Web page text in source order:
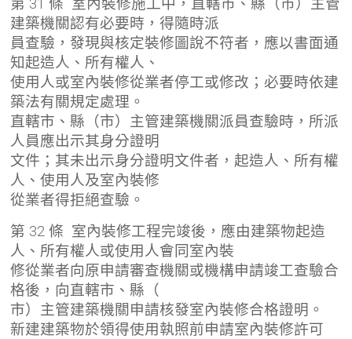
第 31 條 室內裝修施工中，直轄市、縣（市）主管
建築機關認有必要時，得隨時派
員查驗，發現與核定裝修圖說不符者，應以書面通
知起造人、所有權人、
使用人或室內裝修從業者停工或修改；必要時依建
築法有關規定處理。
直轄市、縣（市）主管建築機關派員查驗時，所派
人員應出示其身分證明
文件；其未出示身分證明文件者，起造人、所有權
人、使用人及室內裝修
從業者得拒絕查驗。
第 32 條 室內裝修工程完竣後，應由建築物起造
人、所有權人或使用人會同室內裝
修從業者向原申請審查機關或機構申請竣工查驗合
格後，向直轄市、縣（
市）主管建築機關申請核發室內裝修合格證明。
新建建築物於領得使用執照前申請室內裝修許可